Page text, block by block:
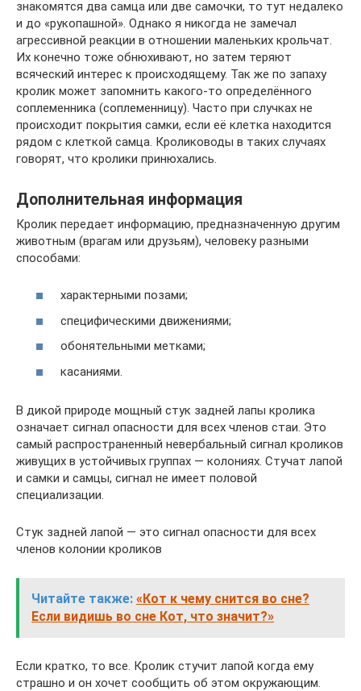
знакомятся два самца или две самочки, то тут недалеко
и до «рукопашной». Однако я никогда не замечал
агрессивной реакции в отношении маленьких крольчат.
Их конечно тоже обнюхивают, но затем теряют
всяческий интерес к происходящему. Так же по запаху
кролик может запомнить какого-то определённого
соплеменника (соплеменницу). Часто при случках не
происходит покрытия самки, если её клетка находится
рядом с клеткой самца. Кролиководы в таких случаях
говорят, что кролики принюхались.
Дополнительная информация
Кролик передает информацию, предназначенную другим
животным (врагам или друзьям), человеку разными
способами:
характерными позами;
специфическими движениями;
обонятельными метками;
касаниями.
В дикой природе мощный стук задней лапы кролика
означает сигнал опасности для всех членов стаи. Это
самый распространенный невербальный сигнал кроликов
живущих в устойчивых группах — колониях. Стучат лапой
и самки и самцы, сигнал не имеет половой
специализации.
Стук задней лапой — это сигнал опасности для всех
членов колонии кроликов
Читайте также: «Кот к чему снится во сне?
Если видишь во сне Кот, что значит?»
Если кратко, то все. Кролик стучит лапой когда ему
страшно и он хочет сообщить об этом окружающим.